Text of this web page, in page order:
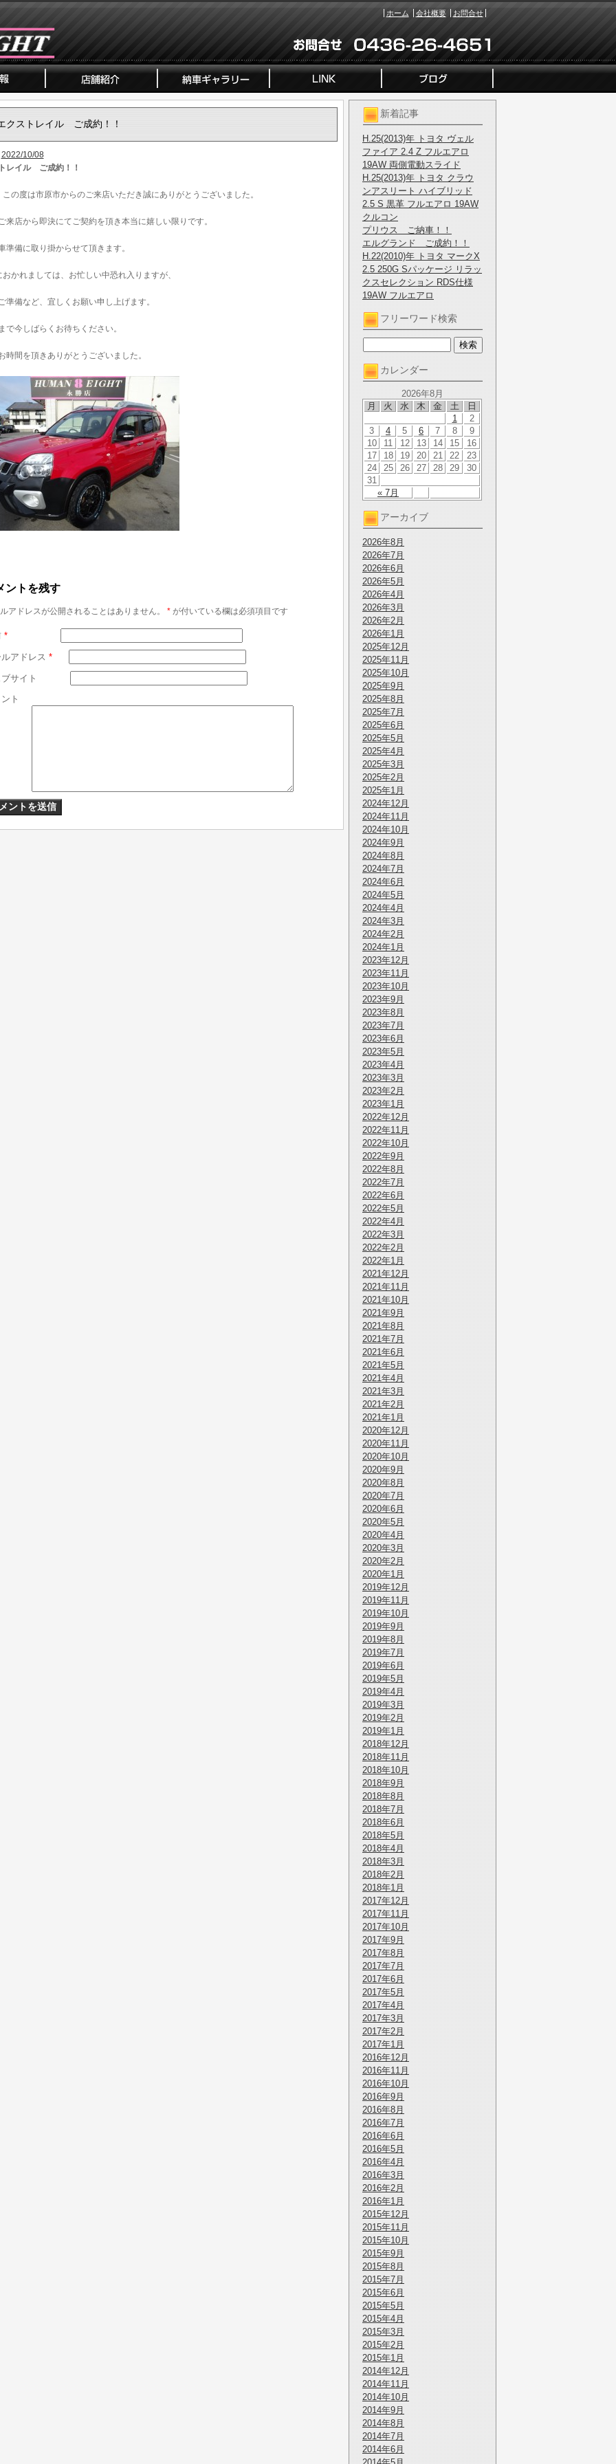
ホーム 会社概要 お問合せ
新着記事
H.25(2013)年 トヨタ ヴェル
ファイア 2.4 Z フルエアロ
19AW 両側電動スライド
H.25(2013)年 トヨタ クラウ
ンアスリート ハイブリッド
2.5 S 黒革 フルエアロ 19AW
クルコン
プリウス ご納車！！
エルグランド ご成約！！
H.22(2010)年 トヨタ マークX
2.5 250G Sパッケージ リラッ
クスセレクション RDS仕様
19AW フルエアロ
フリーワード検索
カレンダー
2026年8月
月
火 水 木 金 土 日
« 7月
1
2
3
4 5 6 7 8
9
10
11 12 13 14 15
16
17
18 19 20 21 22
23
24
25 26 27 28 29
30
31
アーカイブ
2026年8月
2026年7月
2026年6月
2026年5月
2026年4月
2026年3月
2026年2月
2026年1月
2025年12月
2025年11月
2025年10月
2025年9月
2025年8月
2025年7月
2025年6月
2025年5月
2025年4月
2025年3月
2025年2月
2025年1月
2024年12月
2024年11月
2024年10月
2024年9月
2024年8月
2024年7月
2024年6月
2024年5月
2024年4月
2024年3月
2024年2月
2024年1月
2023年12月
2023年11月
2023年10月
2023年9月
2023年8月
2023年7月
2023年6月
2023年5月
2023年4月
2023年3月
2023年2月
2023年1月
2022年12月
2022年11月
2022年10月
2022年9月
2022年8月
2022年7月
2022年6月
2022年5月
2022年4月
2022年3月
2022年2月
2022年1月
2021年12月
2021年11月
2021年10月
2021年9月
2021年8月
2021年7月
2021年6月
2021年5月
2021年4月
2021年3月
2021年2月
2021年1月
2020年12月
2020年11月
2020年10月
2020年9月
2020年8月
2020年7月
2020年6月
2020年5月
2020年4月
2020年3月
2020年2月
2020年1月
2019年12月
2019年11月
2019年10月
2019年9月
2019年8月
2019年7月
2019年6月
2019年5月
2019年4月
2019年3月
2019年2月
2019年1月
2018年12月
2018年11月
2018年10月
2018年9月
2018年8月
2018年7月
2018年6月
2018年5月
2018年4月
2018年3月
2018年2月
2018年1月
2017年12月
2017年11月
2017年10月
2017年9月
2017年8月
2017年7月
2017年6月
2017年5月
2017年4月
2017年3月
2017年2月
2017年1月
2016年12月
2016年11月
2016年10月
2016年9月
2016年8月
2016年7月
2016年6月
2016年5月
2016年4月
2016年3月
2016年2月
2016年1月
2015年12月
2015年11月
2015年10月
2015年9月
2015年8月
2015年7月
2015年6月
2015年5月
2015年4月
2015年3月
2015年2月
2015年1月
2014年12月
2014年11月
2014年10月
2014年9月
2014年8月
2014年7月
2014年6月
クストレイル ご成約！！
2022/10/08
レイル ご成約！！
この度は市原市からのご来店いただき誠にありがとうございました。
来店から即決にてご契約を頂き本当に嬉しい限りです。
準備に取り掛からせて頂きます。
おかれましては、お忙しい中恐れ入りますが、
準備など、宜しくお願い申し上げます。
で今しばらくお待ちください。
時間を頂きありがとうございました。
ントを残す
アドレスが公開されることはありません。 *が付いている欄は必須項目です
*
ルアドレス *
サイト
ト